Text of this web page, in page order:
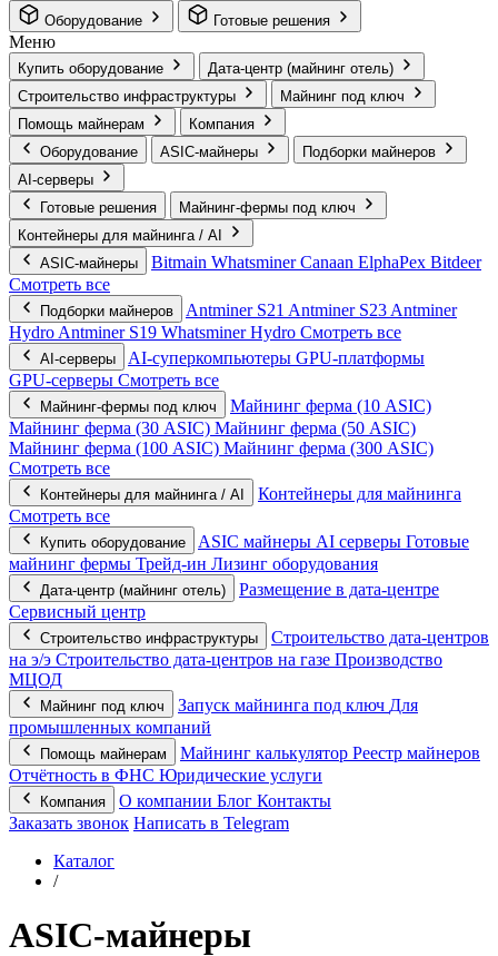
Оборудование Готовые решения
Меню
Купить оборудование
Дата-центр (майнинг отель)
Строительство инфраструктуры
Майнинг под ключ
Помощь майнерам
Компания
Оборудование
ASIC-майнеры
Подборки майнеров
AI‑серверы
Готовые решения
Майнинг-фермы под ключ
Контейнеры для майнинга / AI
ASIC-майнеры
Bitmain WhatsminerCanaan ElphaPex Bitdeer
Смотреть все
Подборки майнеров Antminer S21 Antminer S23 Antminer
Hydro Antminer S19 Whatsminer Hydro Смотреть все
AI‑серверы AI‑суперкомпьютеры GPU‑платформы
GPU‑серверы Смотреть все
Майнинг-фермы под ключ
Майнинг ферма (10 ASIC)
Майнинг ферма (30 ASIC) Майнинг ферма (50 ASIC)
Майнинг ферма (100 ASIC) Майнинг ферма (300 ASIC)
Смотреть все
Контейнеры для майнинга / AI
Контейнеры для майнинга
Смотреть все
Купить оборудование ASIC майнеры AI серверы Готовые
майнинг фермы Трейд-ин Лизинг оборудования
Дата-центр (майнинг отель)
Размещение в дата-центре
Сервисный центр
Строительство инфраструктуры
Строительство дата-центров
на э/э Строительство дата-центров на газе Производство
МЦОД
Майнинг под ключ Запуск майнинга под ключ Для
промышленных компаний
Помощь майнерам Майнинг калькулятор Реестр майнеров
Отчётность в ФНС Юридические услуги
Компания О компании Блог Контакты
Заказать звонок Написать в Telegram
Каталог
/
ASIC-майнеры